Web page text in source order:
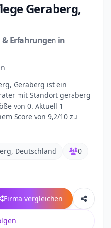
Geraberg,
Erfahrungen in
Geraberg ist ein
mit Standort geraberg
von 0. Aktuell 1
Score von 9,2/10 zu
Deutschland
0
Firma vergleichen